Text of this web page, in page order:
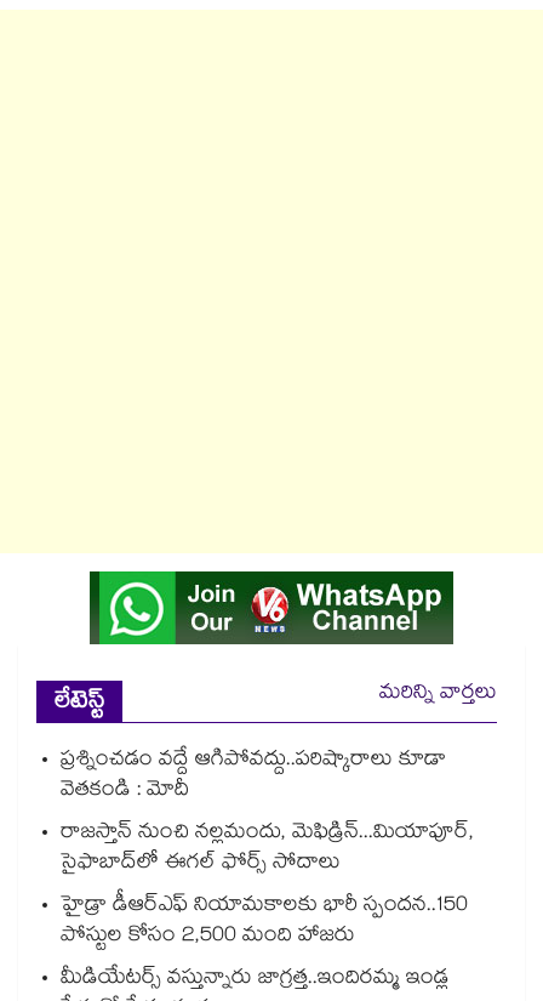
లేటెస్ట్
మరిన్ని వార్తలు
ప్రశ్నించడం వద్దే ఆగిపోవద్దు..పరిష్కారాలు కూడా
వెతకండి : మోదీ
రాజస్తాన్‌‌‌‌ నుంచి నల్లమందు, మెఫిడ్రిన్‌‌‌‌...మియాపూర్‌‌‌‌‌‌‌‌,
సైఫాబాద్‌‌‌‌లో ఈగల్‌‌‌‌ ఫోర్స్‌‌‌‌ సోదాలు
హైడ్రా డీఆర్‌‌‌‌ఎఫ్‌‌‌‌ నియామకాలకు భారీ స్పందన..150
పోస్టుల కోసం 2,500 మంది హాజరు
మీడియేటర్స్ వస్తున్నారు జాగ్రత్త..ఇందిరమ్మ ఇండ్ల